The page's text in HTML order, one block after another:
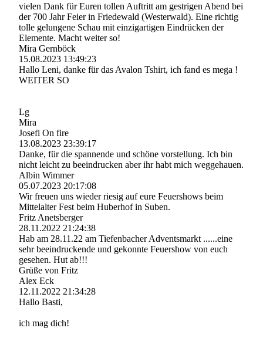
vielen Dank für Euren tollen Auftritt am gestrigen Abend bei
der 700 Jahr Feier in Friedewald (Westerwald). Eine richtig
tolle gelungene Schau mit einzigartigen Eindrücken der
Elemente. Macht weiter so!
Mira Gernböck
15.08.2023 13:49:23
Hallo Leni, danke für das Avalon Tshirt, ich fand es mega !
WEITER SO
Lg
Mira
Josefi On fire
13.08.2023 23:39:17
Danke, für die spannende und schöne vorstellung. Ich bin
nicht leicht zu beeindrucken aber ihr habt mich weggehauen.
Albin Wimmer
05.07.2023 20:17:08
Wir freuen uns wieder riesig auf eure Feuershows beim
Mittelalter Fest beim Huberhof in Suben.
Fritz Anetsberger
28.11.2022 21:24:38
Hab am 28.11.22 am Tiefenbacher Adventsmarkt ......eine
sehr beeindruckende und gekonnte Feuershow von euch
gesehen. Hut ab!!!
Grüße von Fritz
Alex Eck
12.11.2022 21:34:28
Hallo Basti,
ich mag dich!